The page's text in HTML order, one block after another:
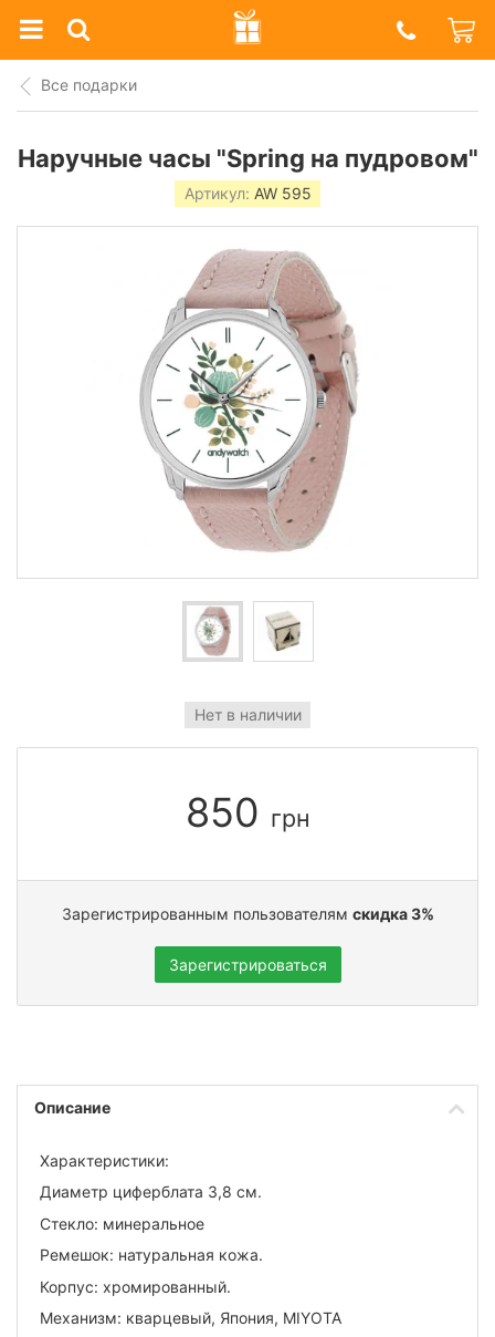
Prazdnik
Shop
Все подарки
Наручные часы "Spring на пудровом"
Артикул: AW 595
Нет в наличии
850 грн
Зарегистрированным пользователям скидка 3%
Зарегистрироваться
Описание
Характеристики:
Диаметр циферблата 3,8 см.
Стекло: минеральное
Ремешок: натуральная кожа.
Корпус: хромированный.
Механизм: кварцевый, Япония, MIYOTA